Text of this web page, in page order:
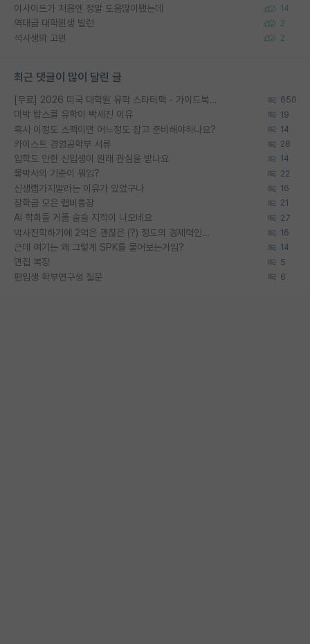
이사이트가 처음엔 정말 도움많이됐는데 14
역대급 대학원생 빌런 2
석사생의 고민 2
최근 댓글이 많이 달린 글
[무료] 2026 미국 대학원 유학 스타터팩 - 가이드북 & 합격자 컨택메일 템플릿 650
미박 탑스쿨 유학이 빡세진 이유 19
혹시 이정도 스펙이면 어느정도 잡고 준비해야하나요? 14
카이스트 경영공학부 서류 28
입학도 안한 신입생이 원래 관심을 받나요 14
물박사의 기준이 뭐임? 22
신생랩가지말라는 이유가 있었구나 16
장학금 모은 랩비통장 21
AI 학회들 거품 슬슬 지적이 나오네요 27
박사진학하기에 2억은 괜찮은 (?) 정도의 경제력인가요 16
근데 여기는 왜 그렇게 SPK를 물어보는거임? 14
면접 복장 5
편입생 학부연구생 질문 6